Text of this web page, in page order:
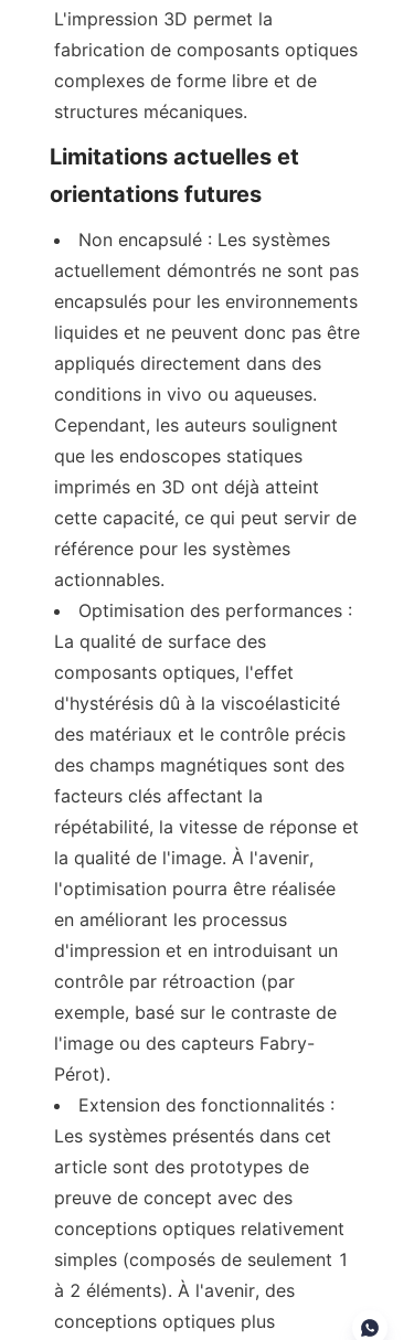
L'impression 3D permet la
fabrication de composants optiques
complexes de forme libre et de
structures mécaniques.
Limitations actuelles et
orientations futures
Non encapsulé : Les systèmes
actuellement démontrés ne sont pas
encapsulés pour les environnements
liquides et ne peuvent donc pas être
appliqués directement dans des
conditions in vivo ou aqueuses.
Cependant, les auteurs soulignent
que les endoscopes statiques
imprimés en 3D ont déjà atteint
cette capacité, ce qui peut servir de
référence pour les systèmes
actionnables.
Optimisation des performances :
La qualité de surface des
composants optiques, l'effet
d'hystérésis dû à la viscoélasticité
des matériaux et le contrôle précis
des champs magnétiques sont des
facteurs clés affectant la
répétabilité, la vitesse de réponse et
la qualité de l'image. À l'avenir,
l'optimisation pourra être réalisée
en améliorant les processus
d'impression et en introduisant un
contrôle par rétroaction (par
exemple, basé sur le contraste de
l'image ou des capteurs Fabry-
Pérot).
Extension des fonctionnalités :
Les systèmes présentés dans cet
article sont des prototypes de
preuve de concept avec des
conceptions optiques relativement
simples (composés de seulement 1
à 2 éléments). À l'avenir, des
conceptions optiques plus